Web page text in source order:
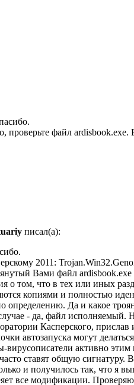
проверьте файл ardisbook.exe.
писал(а):
2011:
Вами файл ardisbook.exe
о том, что в тех или иных
копиями и полностью
определению. Да и какое
- да, файл исполняемый.
Касперского,
автозапуска могут
активно
ставят общую
и получилось так, что я
все модификации.